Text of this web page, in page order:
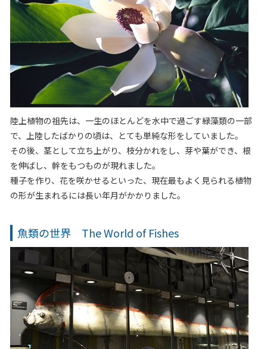
陸上植物の祖先は、一生のほとんどを水中で過ごす緑藻類の一部
で、上陸したばかりの頃は、とても単純な形をしていました。
その後、茎として立ち上がり、枝分かれをし、芽や葉ができ、根
を伸ばし、幹をもつものが現れました。
種子を作り、花を咲かせるといった、現在最もよく見られる植物
の形が生まれるには長い年月がかかりました。
魚類の世界 The World of Fishes